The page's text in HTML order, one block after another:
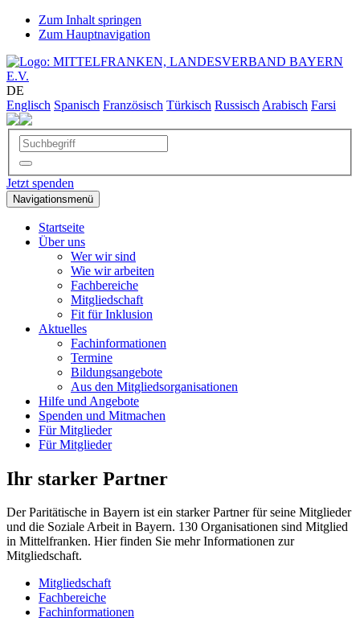
Zum Inhalt springen
Zum Hauptnavigation
DE
Englisch Spanisch Französisch Türkisch Russisch Arabisch Farsi
Jetzt spenden
Navigationsmenü
Startseite
Über uns
Wer wir sind
Wie wir arbeiten
Fachbereiche
Mitgliedschaft
Fit für Inklusion
Aktuelles
Fachinformationen
Termine
Bildungsangebote
Aus den Mitgliedsorganisationen
Hilfe und Angebote
Spenden und Mitmachen
Für Mitglieder
Für Mitglieder
Ihr starker Partner
Der Paritätische in Bayern ist ein starker Partner für seine Mitglieder
und die Soziale Arbeit in Bayern. 130 Organisationen sind Mitglied
in Mittelfranken. Hier finden Sie mehr Informationen zur
Mitgliedschaft.
Mitgliedschaft
Fachbereiche
Fachinformationen